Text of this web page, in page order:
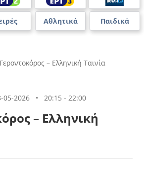
Αθλητικά Παιδικά
– Ελληνική Ταινία
05-2026 • 20:15 - 22:00
– Ελληνική